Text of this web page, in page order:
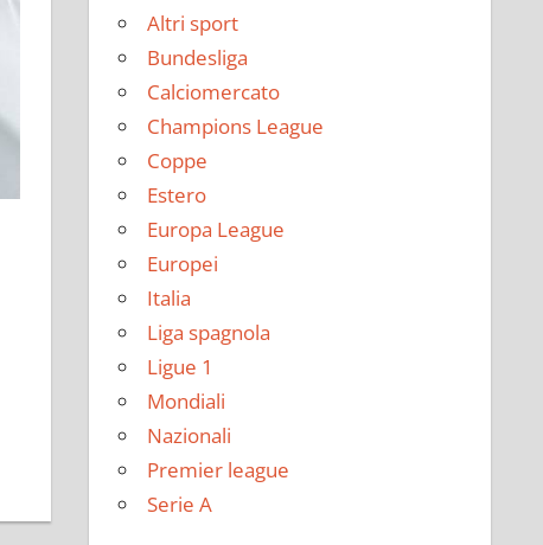
Altri sport
Bundesliga
Calciomercato
Champions League
Coppe
Estero
Europa League
Europei
Italia
Liga spagnola
Ligue 1
Mondiali
Nazionali
Premier league
Serie A